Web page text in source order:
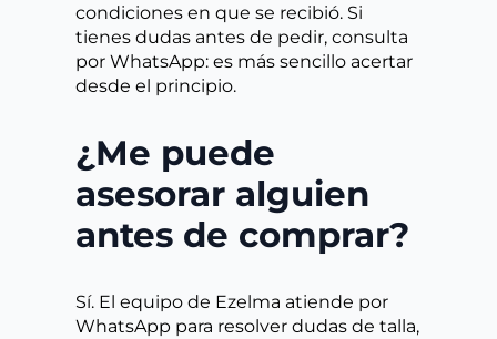
condiciones en que se recibió. Si
tienes dudas antes de pedir, consulta
por WhatsApp: es más sencillo acertar
desde el principio.
¿Me puede
asesorar alguien
antes de comprar?
Sí. El equipo de Ezelma atiende por
WhatsApp para resolver dudas de talla,